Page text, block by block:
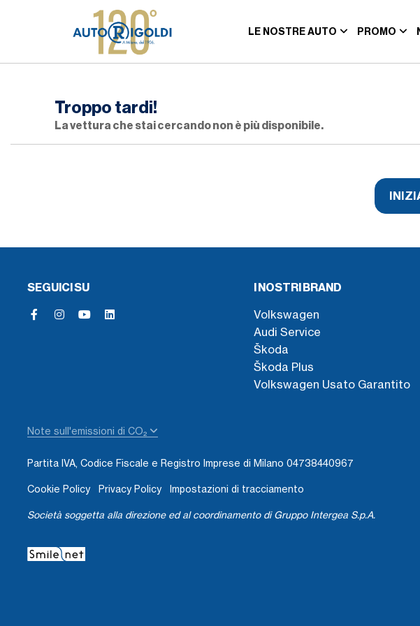
LE NOSTRE AUTO PROMO
Troppo tardi!
La vettura che stai cercando non è più disponibile.
SEGUICI SU I NOSTRI BRAND
Volkswagen
Audi Service
Škoda
Škoda Plus
Volkswagen Usato Garantito
Note sull'emissioni di CO₂
Partita IVA, Codice Fiscale e Registro Imprese di Milano 04738440967
Cookie Policy Privacy Policy Impostazioni di tracciamento
Società soggetta alla direzione ed al coordinamento di Gruppo Intergea S.p.A.